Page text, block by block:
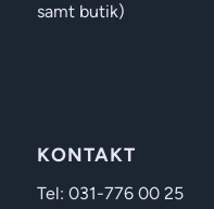
samt butik)
KONTAKT
Tel: 031-776 00 25